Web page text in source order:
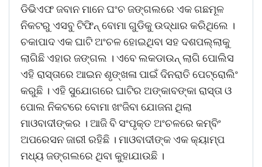
ଡିଭିଏଫ ଜବାନ ମାନେ ଘଂଚ ଜଙ୍ଗଲରେ ଏକ ଗଛମୂଳ
ନିକଟରୁ ଏସବୁ ଟିଫିନ୍ ବୋମା ଗୁଡିକୁ ଉଦ୍ଧାର କରିଥିଲେ ।
ଚକାପାଦ ଏକ ଘାଟି ଅଂଚଳ ହୋଇଥିବା ସହ ଦଶପଲ୍ଲାକୁ
ଲାଗିଛି ଏହାର ଜଙ୍ଗଲ । ଏବେ ଲକଡାଉନ୍ ଲାଗି ପୋଲିସ
ଏହି ରାସ୍ତାରେ ଆଇନ ଶୃଙ୍ଖଳା ପାଇଁ ଦିନରାତି ପେଟ୍ରୋଲିଂ
କରୁଛି । ଏହି ସୁଯୋଗରେ ଘାଟିର ଅଙ୍କାବଙ୍କା ରାସ୍ତା ଓ
ପୋଲ ନିକଟରେ ବୋମା ଖଂଜିବା ଯୋଜନା ଥିଲା
ମାଓବାଦୀଙ୍କର । ଆଜି ବି ସଂପୃକ୍ତ ଅଂଚଳରେ କମ୍ବିଂ
ଅପରେସନ ଜାରୀ ରହିଛି । ମାଓବାଦୀଙ୍କ ଏକ କ୍ୟାମ୍ପ
ମଧ୍ୟ ଜଙ୍ଗଲରେ ଥିବା କୁହାଯାଉଛି ।